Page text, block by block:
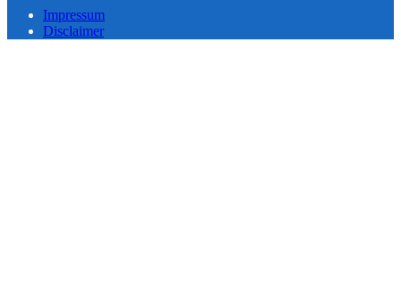
Impressum
Disclaimer